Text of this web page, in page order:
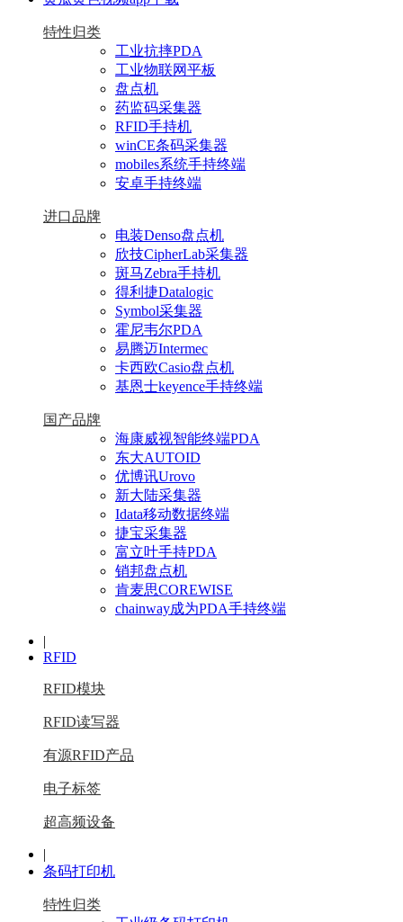
特性归类
工业抗摔PDA
工业物联网平板
盘点机
药监码采集器
RFID手持机
winCE条码采集器
mobiles系统手持终端
安卓手持终端
进口品牌
电装Denso盘点机
欣技CipherLab采集器
斑马Zebra手持机
得利捷Datalogic
Symbol采集器
霍尼韦尔PDA
易腾迈Intermec
卡西欧Casio盘点机
基恩士keyence手持终端
国产品牌
海康威视智能终端PDA
东大AUTOID
优博讯Urovo
新大陆采集器
Idata移动数据终端
捷宝采集器
富立叶手持PDA
销邦盘点机
肯麦思COREWISE
chainway成为PDA手持终端
|
RFID
RFID模块
RFID读写器
有源RFID产品
电子标签
超高频设备
|
条码打印机
特性归类